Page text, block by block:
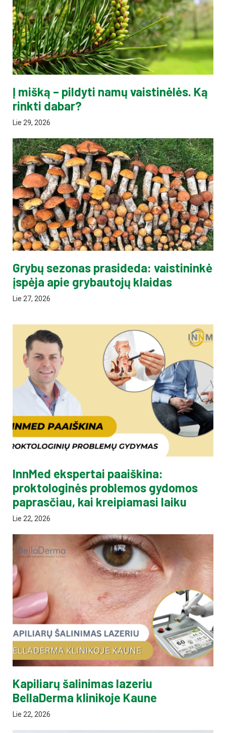
Į mišką – pildyti namų vaistinėlės. Ką
rinkti dabar?
Lie 29, 2026
Grybų sezonas prasideda: vaistininkė
įspėja apie grybautojų klaidas
Lie 27, 2026
InnMed ekspertai paaiškina:
proktologinės problemos gydomos
paprasčiau, kai kreipiamasi laiku
Lie 22, 2026
Kapiliarų šalinimas lazeriu
BellaDerma klinikoje Kaune
Lie 22, 2026